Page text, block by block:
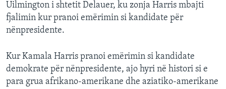
Uilmington i shtetit Delauer, ku zonja Harris mbajti
fjalimin kur pranoi emërimin si kandidate për
nënpresidente.
Kur Kamala Harris pranoi emërimin si kandidate
demokrate për nënpresidente, ajo hyri në histori si e
para grua afrikano-amerikane dhe aziatiko-amerikane